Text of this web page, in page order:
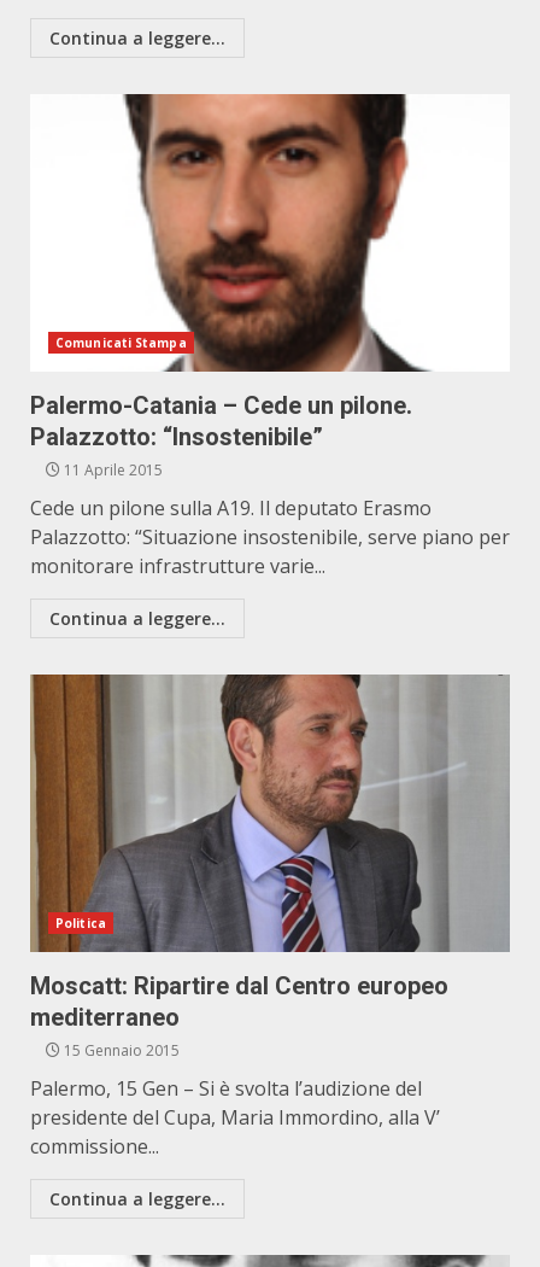
Continua a leggere...
Comunicati Stampa
Palermo-Catania – Cede un pilone.
Palazzotto: “Insostenibile”
11 Aprile 2015
Cede un pilone sulla A19. Il deputato Erasmo
Palazzotto: “Situazione insostenibile, serve piano per
monitorare infrastrutture varie...
Continua a leggere...
Politica
Moscatt: Ripartire dal Centro europeo
mediterraneo
15 Gennaio 2015
Palermo, 15 Gen – Si è svolta l’audizione del
presidente del Cupa, Maria Immordino, alla V’
commissione...
Continua a leggere...